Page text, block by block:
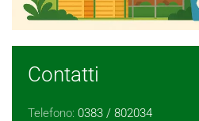
Contatti
Telefono: 0383 / 802034